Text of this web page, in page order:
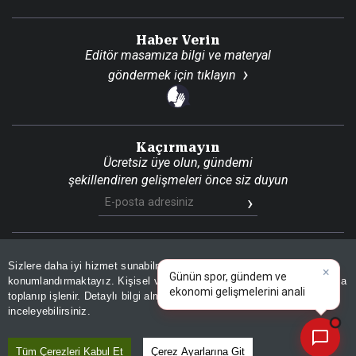
Sizlere daha iyi hizmet sunabilmek adına sitemizde
konumlandırmaktayız. Kişisel verileriniz, KVKK ve GDPR kapsamında
toplanıp işlenir. Detaylı bilgi almak içinAydınlatma Metnimizi
inceleyebilirsiniz.
Tüm Çerezleri Kabul Et Çerez Ayarlarına Git
Haber Verin
Editör masamıza bilgi ve materyal
göndermek için tıklayın
Kaçırmayın
Ücretsiz üye olun, gündemi
şekillendiren gelişmeleri önce siz duyun
© 2026 İhlas Medya Grubu. Tüm Hakları Saklıdır
Son DakikaSite HaritasıRSSKVKK Aydınlatma Metni
Gizlilik PolitikasıÇerez Politikası
×
Günün spor, gündem ve
ekonomi gelişmelerini analiz
edin!